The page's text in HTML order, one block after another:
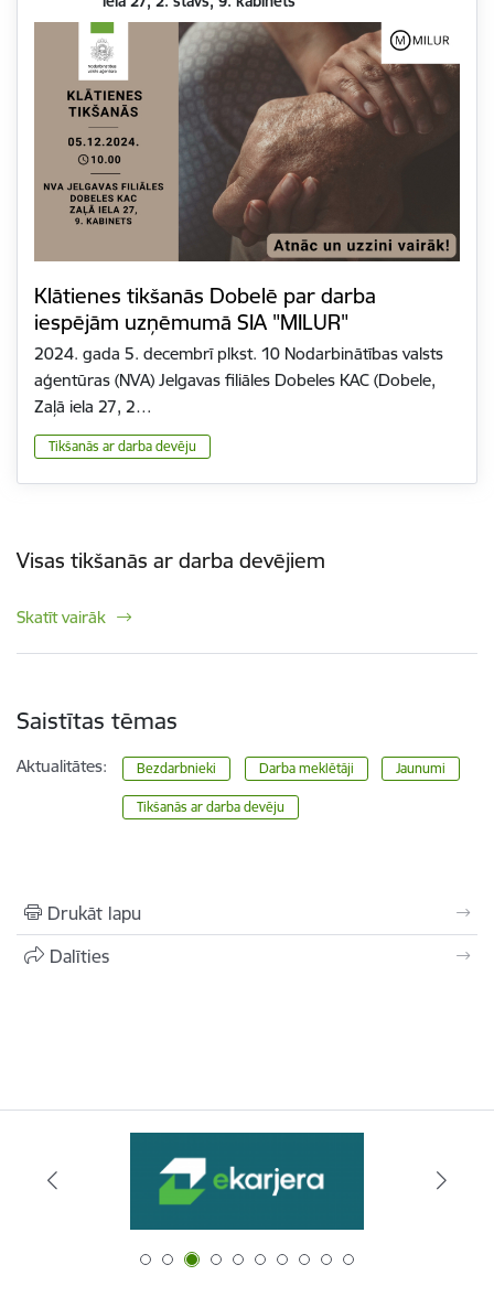
Klātienes tikšanās Dobelē par darba
iespējām uzņēmumā SIA "MILUR"
2024. gada 5. decembrī plkst. 10 Nodarbinātības valsts
aģentūras (NVA) Jelgavas filiāles Dobeles KAC (Dobele,
Zaļā iela 27, 2…
Tikšanās ar darba devēju
Visas tikšanās ar darba devējiem
Skatīt vairāk
Saistītas tēmas
Aktualitātes: Bezdarbnieki Darba meklētāji Jaunumi
Tikšanās ar darba devēju
Drukāt lapu
Dalīties